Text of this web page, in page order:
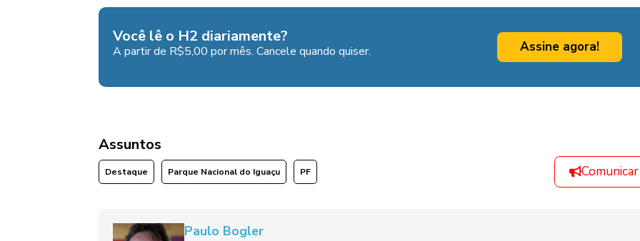
Você lê o H2 diariamente?
A partir de R$5,00 por mês. Cancele quando quiser. Assine agora!
Assuntos
Destaque Parque Nacional do Iguaçu PF
Paulo Bogler